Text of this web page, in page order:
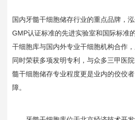
国内牙髓干细胞储存行业的重点品牌，
GMP认证标准的先进实验室和国际标准
干细胞库与国内外专业干细胞机构合作
同时荣获多项发明专利，与众多三甲医
髓干细胞储存专业程度更是业内的佼佼
障。